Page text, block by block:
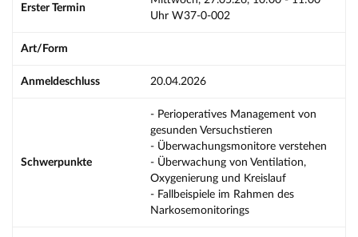
Erster Termin
Uhr W37-0-002
Art/Form
Anmeldeschluss 20.04.2026
Schwerpunkte
- Perioperatives Management von
gesunden Versuchstieren
- Überwachungsmonitore verstehen
- Überwachung von Ventilation,
Oxygenierung und Kreislauf
- Fallbeispiele im Rahmen des
Narkosemonitorings